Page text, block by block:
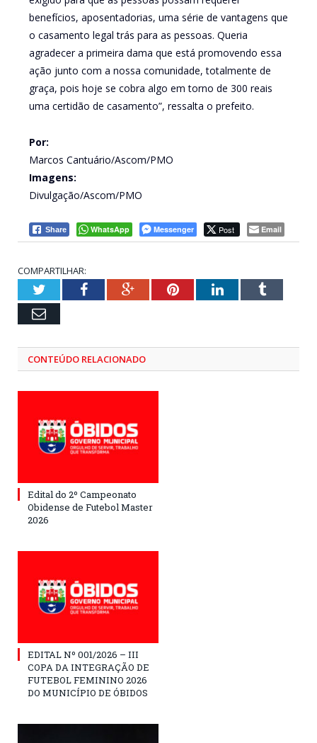
benefícios, aposentadorias, uma série de vantagens que
o casamento legal trás para as pessoas. Queria
agradecer a primeira dama que está promovendo essa
ação junto com a nossa comunidade, totalmente de
graça, pois hoje se cobra algo em torno de 300 reais
uma certidão de casamento”, ressalta o prefeito.
Por:
Marcos Cantuário/Ascom/PMO
Imagens:
Divulgação/Ascom/PMO
Share WhatsApp Messenger Post Email
COMPARTILHAR:
TwitterFacebookGoogle+PinterestLinkedInTumblr
Email
CONTEÚDO RELACIONADO
Edital do 2º Campeonato
Obidense de Futebol Master
2026
EDITAL Nº 001/2026 – III
COPA DA INTEGRAÇÃO DE
FUTEBOL FEMININO 2026
DO MUNICÍPIO DE ÓBIDOS